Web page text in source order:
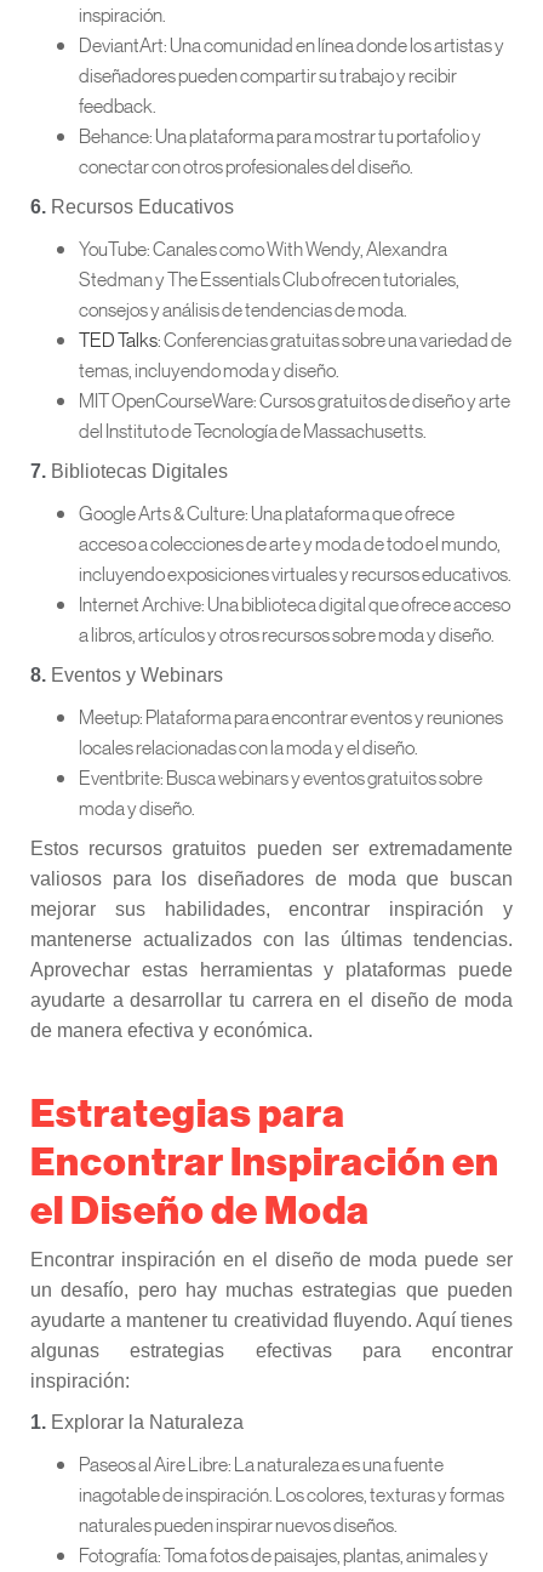
inspiración.
DeviantArt: Una comunidad en línea donde los artistas y
diseñadores pueden compartir su trabajo y recibir
feedback.
Behance: Una plataforma para mostrar tu portafolio y
conectar con otros profesionales del diseño.
6. Recursos Educativos
YouTube: Canales como With Wendy, Alexandra
Stedman y The Essentials Club ofrecen tutoriales,
consejos y análisis de tendencias de moda.
TED Talks: Conferencias gratuitas sobre una variedad de
temas, incluyendo moda y diseño.
MIT OpenCourseWare: Cursos gratuitos de diseño y arte
del Instituto de Tecnología de Massachusetts.
7. Bibliotecas Digitales
Google Arts & Culture: Una plataforma que ofrece
acceso a colecciones de arte y moda de todo el mundo,
incluyendo exposiciones virtuales y recursos educativos.
Internet Archive: Una biblioteca digital que ofrece acceso
a libros, artículos y otros recursos sobre moda y diseño.
8. Eventos y Webinars
Meetup: Plataforma para encontrar eventos y reuniones
locales relacionadas con la moda y el diseño.
Eventbrite: Busca webinars y eventos gratuitos sobre
moda y diseño.
Estos recursos gratuitos pueden ser extremadamente
valiosos para los diseñadores de moda que buscan
mejorar sus habilidades, encontrar inspiración y
mantenerse actualizados con las últimas tendencias.
Aprovechar estas herramientas y plataformas puede
ayudarte a desarrollar tu carrera en el diseño de moda
de manera efectiva y económica.
Estrategias para
Encontrar Inspiración en
el Diseño de Moda
Encontrar inspiración en el diseño de moda puede ser
un desafío, pero hay muchas estrategias que pueden
ayudarte a mantener tu creatividad fluyendo. Aquí tienes
algunas estrategias efectivas para encontrar
inspiración:
1. Explorar la Naturaleza
Paseos al Aire Libre: La naturaleza es una fuente
inagotable de inspiración. Los colores, texturas y formas
naturales pueden inspirar nuevos diseños.
Fotografía: Toma fotos de paisajes, plantas, animales y